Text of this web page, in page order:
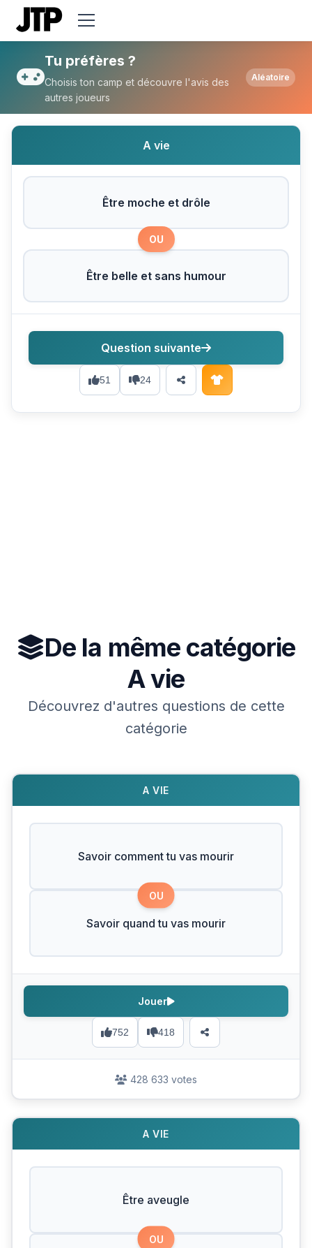
Tu préfères Être moche et drôle ou Être
Tu préfères ?
Choisis ton camp et découvre l'avis des
autres joueurs
Aléatoire
A vie
Être moche et drôle
OU
Être belle et sans humour
51 24
Question suivante
De la même catégorie
A vie
Découvrez d'autres questions de cette
catégorie
A VIE
Savoir comment tu vas mourir
OU
Savoir quand tu vas mourir
752 418
Jouer
428 633 votes
A VIE
Être aveugle
OU